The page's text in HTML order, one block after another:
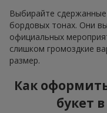
Выбирайте
бордовых тонах. Они
официальных
слишком громоздкие
размер.
Как
букет